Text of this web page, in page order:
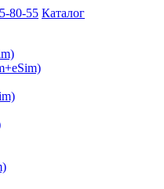
80-55 Каталог